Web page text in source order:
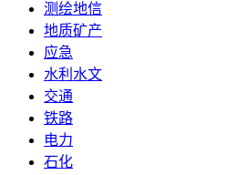
测绘地信
地质矿产
应急
水利水文
交通
铁路
电力
石化